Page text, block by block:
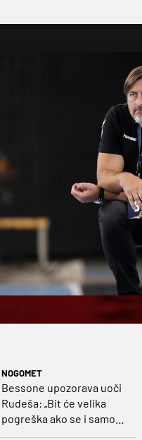
NOGOMET
Bessone upozorava uoči
Rudeša: „Bit će velika
pogreška ako se i samo
malo opustimo“